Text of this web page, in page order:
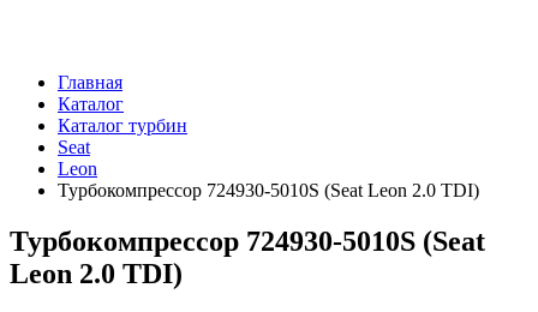
Главная
Каталог
Каталог турбин
Seat
Leon
Турбокомпрессор 724930-5010S (Seat Leon 2.0 TDI)
Турбокомпрессор 724930-5010S (Seat
Leon 2.0 TDI)